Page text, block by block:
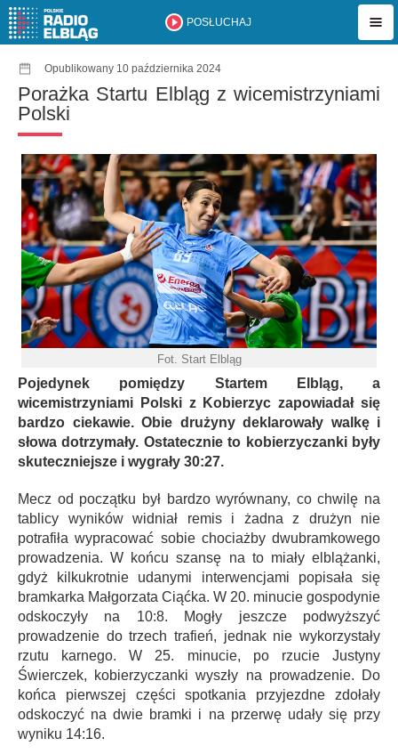
POSŁUCHAJ
Opublikowany 10 października 2024
Porażka Startu Elbląg z wicemistrzyniami
Polski
Fot. Start Elbląg
Pojedynek pomiędzy Startem Elbląg, a
wicemistrzyniami Polski z Kobierzyc zapowiadał się
bardzo ciekawie. Obie drużyny deklarowały walkę i
słowa dotrzymały. Ostatecznie to kobierzyczanki były
skuteczniejsze i wygrały 30:27.
Mecz od początku był bardzo wyrównany, co chwilę na
tablicy wyników widniał remis i żadna z drużyn nie
potrafiła wypracować sobie chociażby dwubramkowego
prowadzenia. W końcu szansę na to miały elblążanki,
gdyż kilkukrotnie udanymi interwencjami popisała się
bramkarka Małgorzata Ciąćka. W 20. minucie gospodynie
odskoczyły na 10:8. Mogły jeszcze podwyższyć
prowadzenie do trzech trafień, jednak nie wykorzystały
rzutu karnego. W 25. minucie, po rzucie Justyny
Świerczek, kobierzyczanki wyszły na prowadzenie. Do
końca pierwszej części spotkania przyjezdne zdołały
odskoczyć na dwie bramki i na przerwę udały się przy
wyniku 14:16.